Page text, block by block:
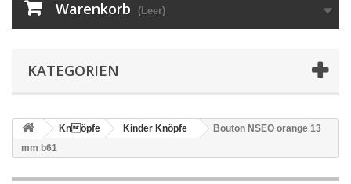
Warenkorb (Leer)
KATEGORIEN
Knöpfe Kinder Knöpfe
Bouton NSEO orange 13
mm b61